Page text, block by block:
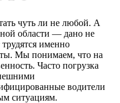
чуть ли не любой. А
области — дано не
именно
Мы понимаем, что на
Часто погрузка
водители
ситуациям.